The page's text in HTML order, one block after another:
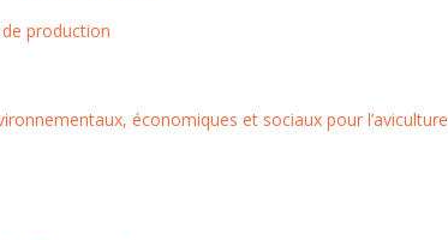
production
économiques et sociaux pour l’aviculture